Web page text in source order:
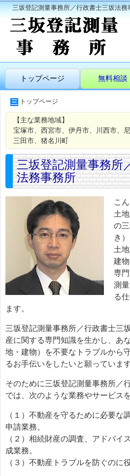
三坂登記測量事務所／行政書士三坂法務
トップページ 無料相談
トップページ
【主な業務地域】
宝塚市、西宮市、伊丹市、川西市、
三田市、猪名川町
三坂登記測量事務所
法務事務所
こ
土
の
き）
土
建
専
測
る
ます。
三坂登記測量事務所／行政書士三
産に関する専門知識を生かし、あ
地・建物）を不要なトラブルから
るお手伝いをしたいと願っています
そのために三坂登記測量事務所／
では、次のような業務やサービス
（１）不動産を守るために必要な
申請業務。
（２）相続財産の調査、アドバイ
成業務。
（３）不動産トラブルを防ぐのに